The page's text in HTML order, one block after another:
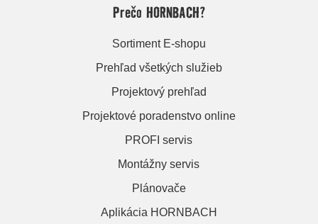
Prečo HORNBACH?
Sortiment E-shopu
Prehľad všetkých služieb
Projektový prehľad
Projektové poradenstvo online
PROFI servis
Montážny servis
Plánovače
Aplikácia HORNBACH